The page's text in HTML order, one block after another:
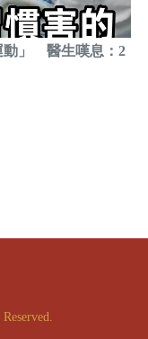
動」 醫生嘆息：2